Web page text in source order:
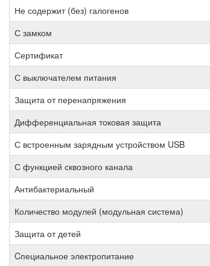
Не содержит (без) галогенов
С замком
Сертификат
С выключателем питания
Защита от перенапряжения
Дифференциальная токовая защита
С встроенным зарядным устройством USB
С функцией сквозного канала
Антибактериальный
Количество модулей (модульная система)
Защита от детей
Cпециальное электропитание